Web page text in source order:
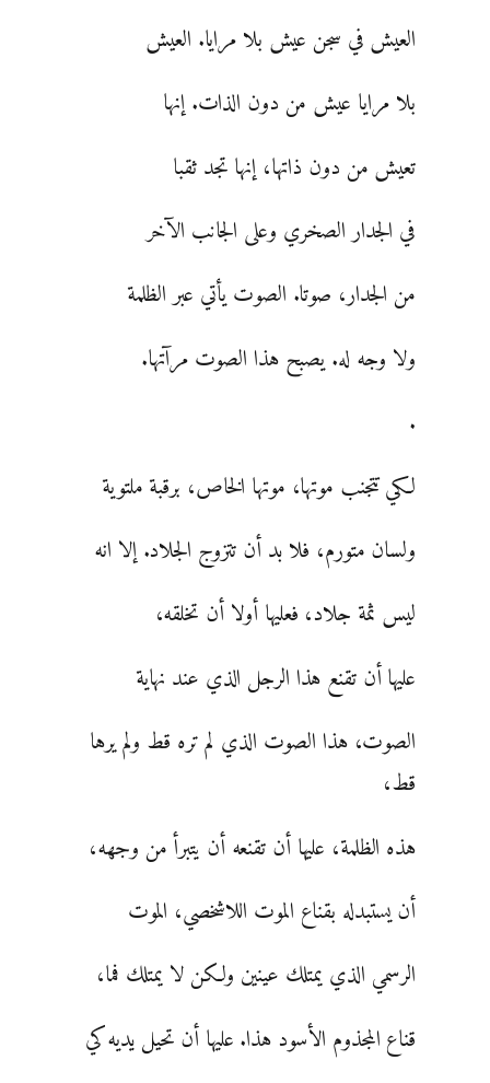
العيش في سجن عيش بلا مرايا. العيش
بلا مرايا عيش من دون الذات. إنها
تعيش من دون ذاتها، إنها تجد ثقبا
في الجدار الصخري وعلى الجانب الآخر
من الجدار، صوتا. الصوت يأتي عبر الظلمة
ولا وجه له. يصبح هذا الصوت مرآتها.
.
لكي تتجنب موتها، موتها الخاص، برقبة ملتوية
ولسان متورم، فلا بد أن تتزوج الجلاد. إلا انه
ليس ثمة جلاد، فعليها أولا أن تخلقه،
عليها أن تقنع هذا الرجل الذي عند نهاية
الصوت، هذا الصوت الذي لم تره قط ولم يرها
قط،
هذه الظلمة، عليها أن تقنعه أن يتبرأ من وجهه،
أن يستبدله بقناع الموت اللاشخصي، الموت
الرسمي الذي يمتلك عينين ولكن لا يمتلك فما،
قناع المجذوم الأسود هذا. عليها أن تحيل يديه كي